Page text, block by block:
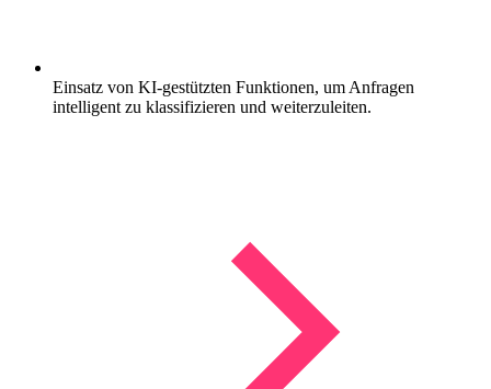
Einsatz von KI-gestützten Funktionen, um Anfragen
intelligent zu klassifizieren und weiterzuleiten.